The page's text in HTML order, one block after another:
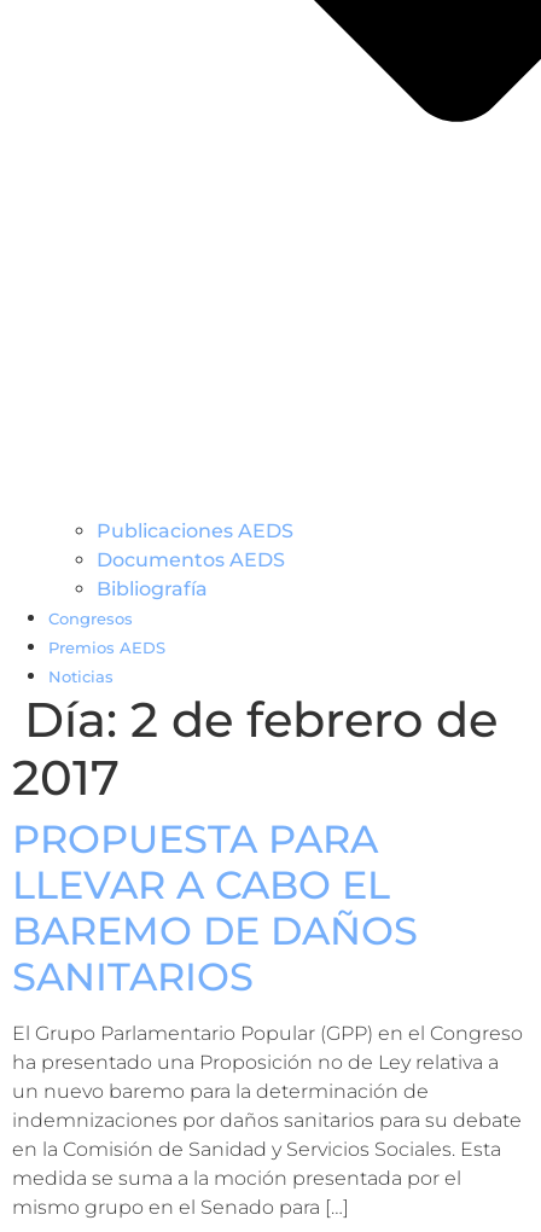
Publicaciones AEDS
Documentos AEDS
Bibliografía
Congresos
Premios AEDS
Noticias
Día: 2 de febrero de
2017
PROPUESTA PARA
LLEVAR A CABO EL
BAREMO DE DAÑOS
SANITARIOS
El Grupo Parlamentario Popular (GPP) en el Congreso
ha presentado una Proposición no de Ley relativa a
un nuevo baremo para la determinación de
indemnizaciones por daños sanitarios para su debate
en la Comisión de Sanidad y Servicios Sociales. Esta
medida se suma a la moción presentada por el
mismo grupo en el Senado para […]